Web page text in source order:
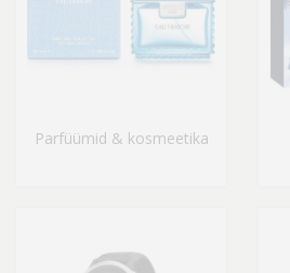
Parfüümid & kosmeetika